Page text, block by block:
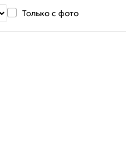
Только с фото